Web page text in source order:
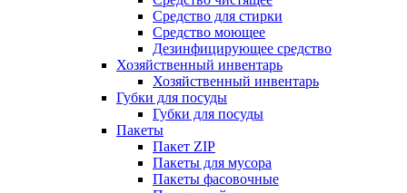
Средство для стирки
Средство моющее
Дезинфицирующее средство
Хозяйственный инвентарь
Хозяйственный инвентарь
Губки для посуды
Губки для посуды
Пакеты
Пакет ZIP
Пакеты для мусора
Пакеты фасовочные